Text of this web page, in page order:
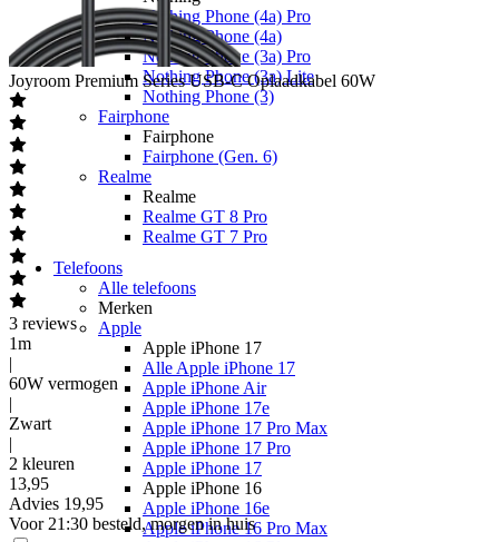
Nothing Phone (4a) Pro
Nothing Phone (4a)
Nothing Phone (3a) Pro
Nothing Phone (3a) Lite
Nothing Phone (3)
Fairphone
Fairphone
Fairphone (Gen. 6)
Realme
Realme
Realme GT 8 Pro
Realme GT 7 Pro
Telefoons
Alle telefoons
Merken
Apple
Apple iPhone 17
Alle Apple iPhone 17
Apple iPhone Air
Apple iPhone 17e
Apple iPhone 17 Pro Max
Apple iPhone 17 Pro
Apple iPhone 17
Apple iPhone 16
Apple iPhone 16e
Apple iPhone 16 Pro Max
Joyroom Premium Series USB-C Oplaadkabel 60W
3 reviews
1m
|
60W vermogen
|
Zwart
|
2 kleuren
13,95
Advies 19,95
Voor 21:30 besteld, morgen in huis